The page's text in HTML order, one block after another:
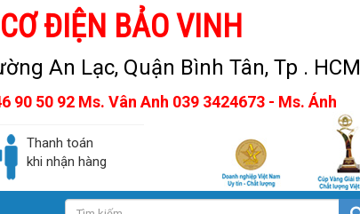
ĐIỆN BẢO VINH
An Lạc, Quận Bình Tân, Tp . HCM
90 50 92 Ms. Vân Anh 039 3424673 - Ms. Ánh
Thanh toán
khi nhận hàng